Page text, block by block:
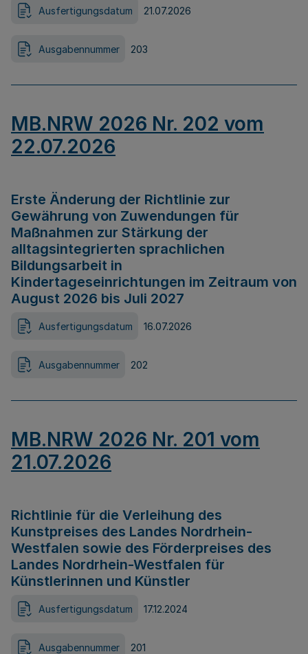
Ausfertigungsdatum 21.07.2026
Ausgabennummer 203
MB.NRW 2026 Nr. 202 vom
22.07.2026
Erste Änderung der Richtlinie zur
Gewährung von Zuwendungen für
Maßnahmen zur Stärkung der
alltagsintegrierten sprachlichen
Bildungsarbeit in
Kindertageseinrichtungen im Zeitraum von
August 2026 bis Juli 2027
Ausfertigungsdatum 16.07.2026
Ausgabennummer 202
MB.NRW 2026 Nr. 201 vom
21.07.2026
Richtlinie für die Verleihung des
Kunstpreises des Landes Nordrhein-
Westfalen sowie des Förderpreises des
Landes Nordrhein-Westfalen für
Künstlerinnen und Künstler
Ausfertigungsdatum 17.12.2024
Ausgabennummer 201